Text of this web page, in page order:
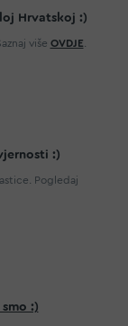
Hrvatskoj :)
više OVDJE
:)
Pogledaj
:)